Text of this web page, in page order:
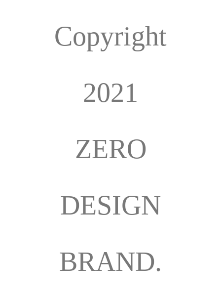
Copyright
2021
ZERO
DESIGN
BRAND.